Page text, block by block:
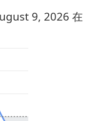
9, 2026 在